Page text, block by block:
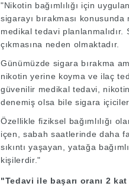
"Nikotin bağımlılığı için
sigarayı bırakması
medikal tedavi planlanmalıdır.
çıkmasına neden olmaktadır.
Günümüzde sigara bırakma
nikotin yerine koyma ve ilaç
güvenilir medikal tedavi,
denemiş olsa bile sigara
Özellikle fiziksel bağımlılığı
içen, sabah saatlerinde daha
sıkıntı yaşayan, yatağa
kişilerdir."
"Tedavi ile başarı oranı 2 kat